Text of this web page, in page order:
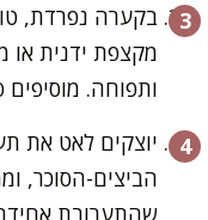
בקערה נפרדת,
מקצפת ידנית
ותפוחה.
יוצקים לאט את
הביצים-הסוכר,
שהתערובת